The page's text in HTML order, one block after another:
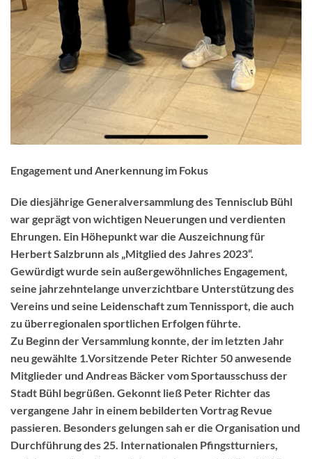
Engagement und Anerkennung im Fokus
Die diesjährige Generalversammlung des Tennisclub Bühl
war geprägt von wichtigen Neuerungen und verdienten
Ehrungen. Ein Höhepunkt war die Auszeichnung für
Herbert Salzbrunn als „Mitglied des Jahres 2023“.
Gewürdigt wurde sein außergewöhnliches Engagement,
seine jahrzehntelange unverzichtbare Unterstützung des
Vereins und seine Leidenschaft zum Tennissport, die auch
zu überregionalen sportlichen Erfolgen führte.
Zu Beginn der Versammlung konnte, der im letzten Jahr
neu gewählte 1.Vorsitzende Peter Richter 50 anwesende
Mitglieder und Andreas Bäcker vom Sportausschuss der
Stadt Bühl begrüßen. Gekonnt ließ Peter Richter das
vergangene Jahr in einem bebilderten Vortrag Revue
passieren. Besonders gelungen sah er die Organisation und
Durchführung des 25. Internationalen Pfingstturniers,